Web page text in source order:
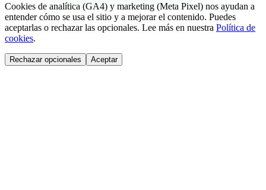
Cookies de analítica (GA4) y marketing (Meta Pixel) nos ayudan a
entender cómo se usa el sitio y a mejorar el contenido. Puedes
aceptarlas o rechazar las opcionales. Lee más en nuestra Política de
cookies.
Rechazar opcionales Aceptar